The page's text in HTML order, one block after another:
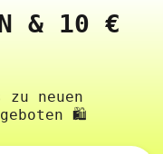
& 10 €
neuen
🛍️